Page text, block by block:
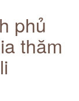
phủ
thăm